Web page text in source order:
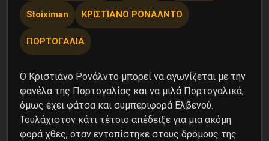
Stoiximan ΚΡΙΣΤΙΑΝΟ ΡΟΝΑΛΝΤΟ
ΠΟΡΤΟΓΑΛΙΑ
Ο Κριστιάνο Ρονάλντο μπορεί να αγωνίζεται με την
φανέλα της Πορτογαλίας και να μιλά Πορτογαλικά,
όμως έχει φάτσα και συμπεριφορά Ελβενού.
Τουλάχιστον κάτι τέτοιο απέδειξε για μια ακόμη
φορά χθες, όταν εντοπίστηκε στους δρόμους της